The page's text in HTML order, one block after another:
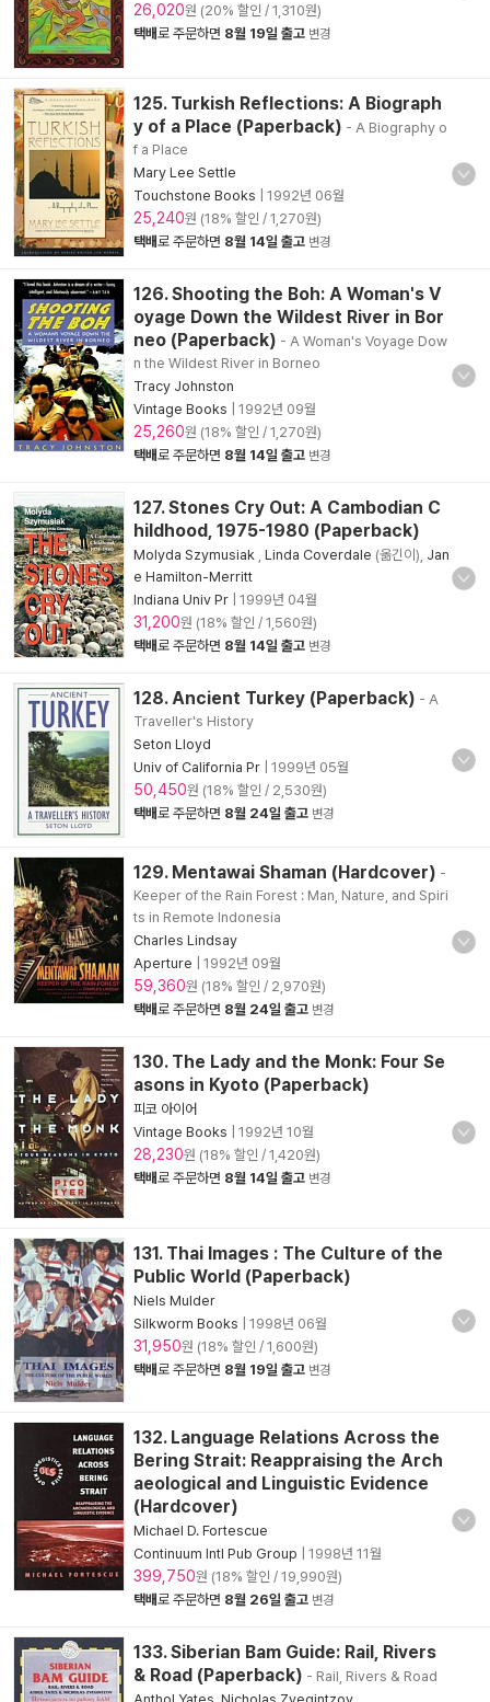
26,020원 (20% 할인 / 1,310원)
택배로 주문하면 8월 19일 출고 변경
125. Turkish Reflections: A Biograph
y of a Place (Paperback) - A Biography o
f a Place
Mary Lee Settle
Touchstone Books
1992년 06월
25,240원 (18% 할인 / 1,270원)
택배로 주문하면 8월 14일 출고 변경
126. Shooting the Boh: A Woman's V
oyage Down the Wildest River in Bor
neo (Paperback) - A Woman's Voyage Dow
n the Wildest River in Borneo
Tracy Johnston
Vintage Books
1992년 09월
25,260원 (18% 할인 / 1,270원)
택배로 주문하면 8월 14일 출고 변경
127. Stones Cry Out: A Cambodian C
hildhood, 1975-1980 (Paperback)
Molyda Szymusiak Linda Coverdale (옮긴이), Jan
e Hamilton-Merritt
Indiana Univ Pr
1999년 04월
31,200원 (18% 할인 / 1,560원)
택배로 주문하면 8월 14일 출고 변경
128. Ancient Turkey (Paperback) - A
Traveller's History
Seton Lloyd
Univ of California Pr
1999년 05월
50,450원 (18% 할인 / 2,530원)
택배로 주문하면 8월 24일 출고 변경
129. Mentawai Shaman (Hardcover) -
Keeper of the Rain Forest : Man, Nature, and Spiri
ts in Remote Indonesia
Charles Lindsay
Aperture
1992년 09월
59,360원 (18% 할인 / 2,970원)
택배로 주문하면 8월 24일 출고 변경
130. The Lady and the Monk: Four Se
asons in Kyoto (Paperback)
피코 아이어
Vintage Books
1992년 10월
28,230원 (18% 할인 / 1,420원)
택배로 주문하면 8월 14일 출고 변경
131. Thai Images : The Culture of the
Public World (Paperback)
Niels Mulder
Silkworm Books
1998년 06월
31,950원 (18% 할인 / 1,600원)
택배로 주문하면 8월 19일 출고 변경
132. Language Relations Across the
Bering Strait: Reappraising the Arch
aeological and Linguistic Evidence
(Hardcover)
Michael D. Fortescue
Continuum Intl Pub Group
1998년 11월
399,750원 (18% 할인 / 19,990원)
택배로 주문하면 8월 26일 출고 변경
133. Siberian Bam Guide: Rail, Rivers
& Road (Paperback) - Rail, Rivers & Road